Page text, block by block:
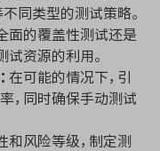
同类型的测试策略。
面的覆盖性测试还是
试资源的利用。
在可能的情况下，引
，同时确保手动测试
和风险等级，制定测